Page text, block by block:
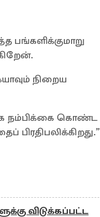
பங்களிக்குமாறு
நிறைய
நம்பிக்கை கொண்ட
விடுக்கப்பட்ட